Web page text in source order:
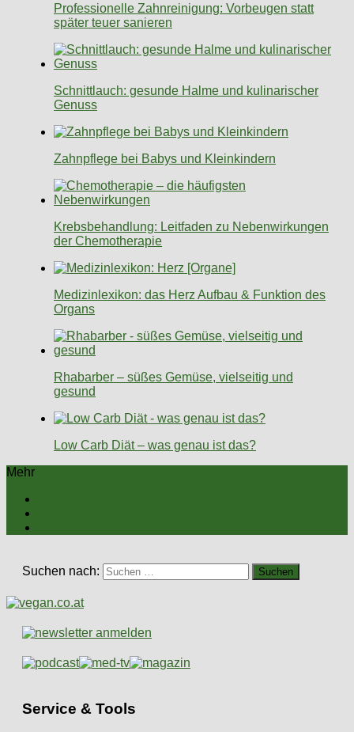
Professionelle Zahnreinigung: Vorbeugen statt
später teuer sanieren
Schnittlauch: gesunde Halme und kulinarischer
Genuss
Zahnpflege bei Babys und Kleinkindern
Krebsbehandlung: Leitfaden zu Nebenwirkungen
der Chemotherapie
Medizinlexikon: das Herz Aufbau & Funktion des
Organs
Rhabarber – süßes Gemüse, vielseitig und
gesund
Low Carb Diät – was genau ist das?
Mehr
Suchen nach:
Service & Tools